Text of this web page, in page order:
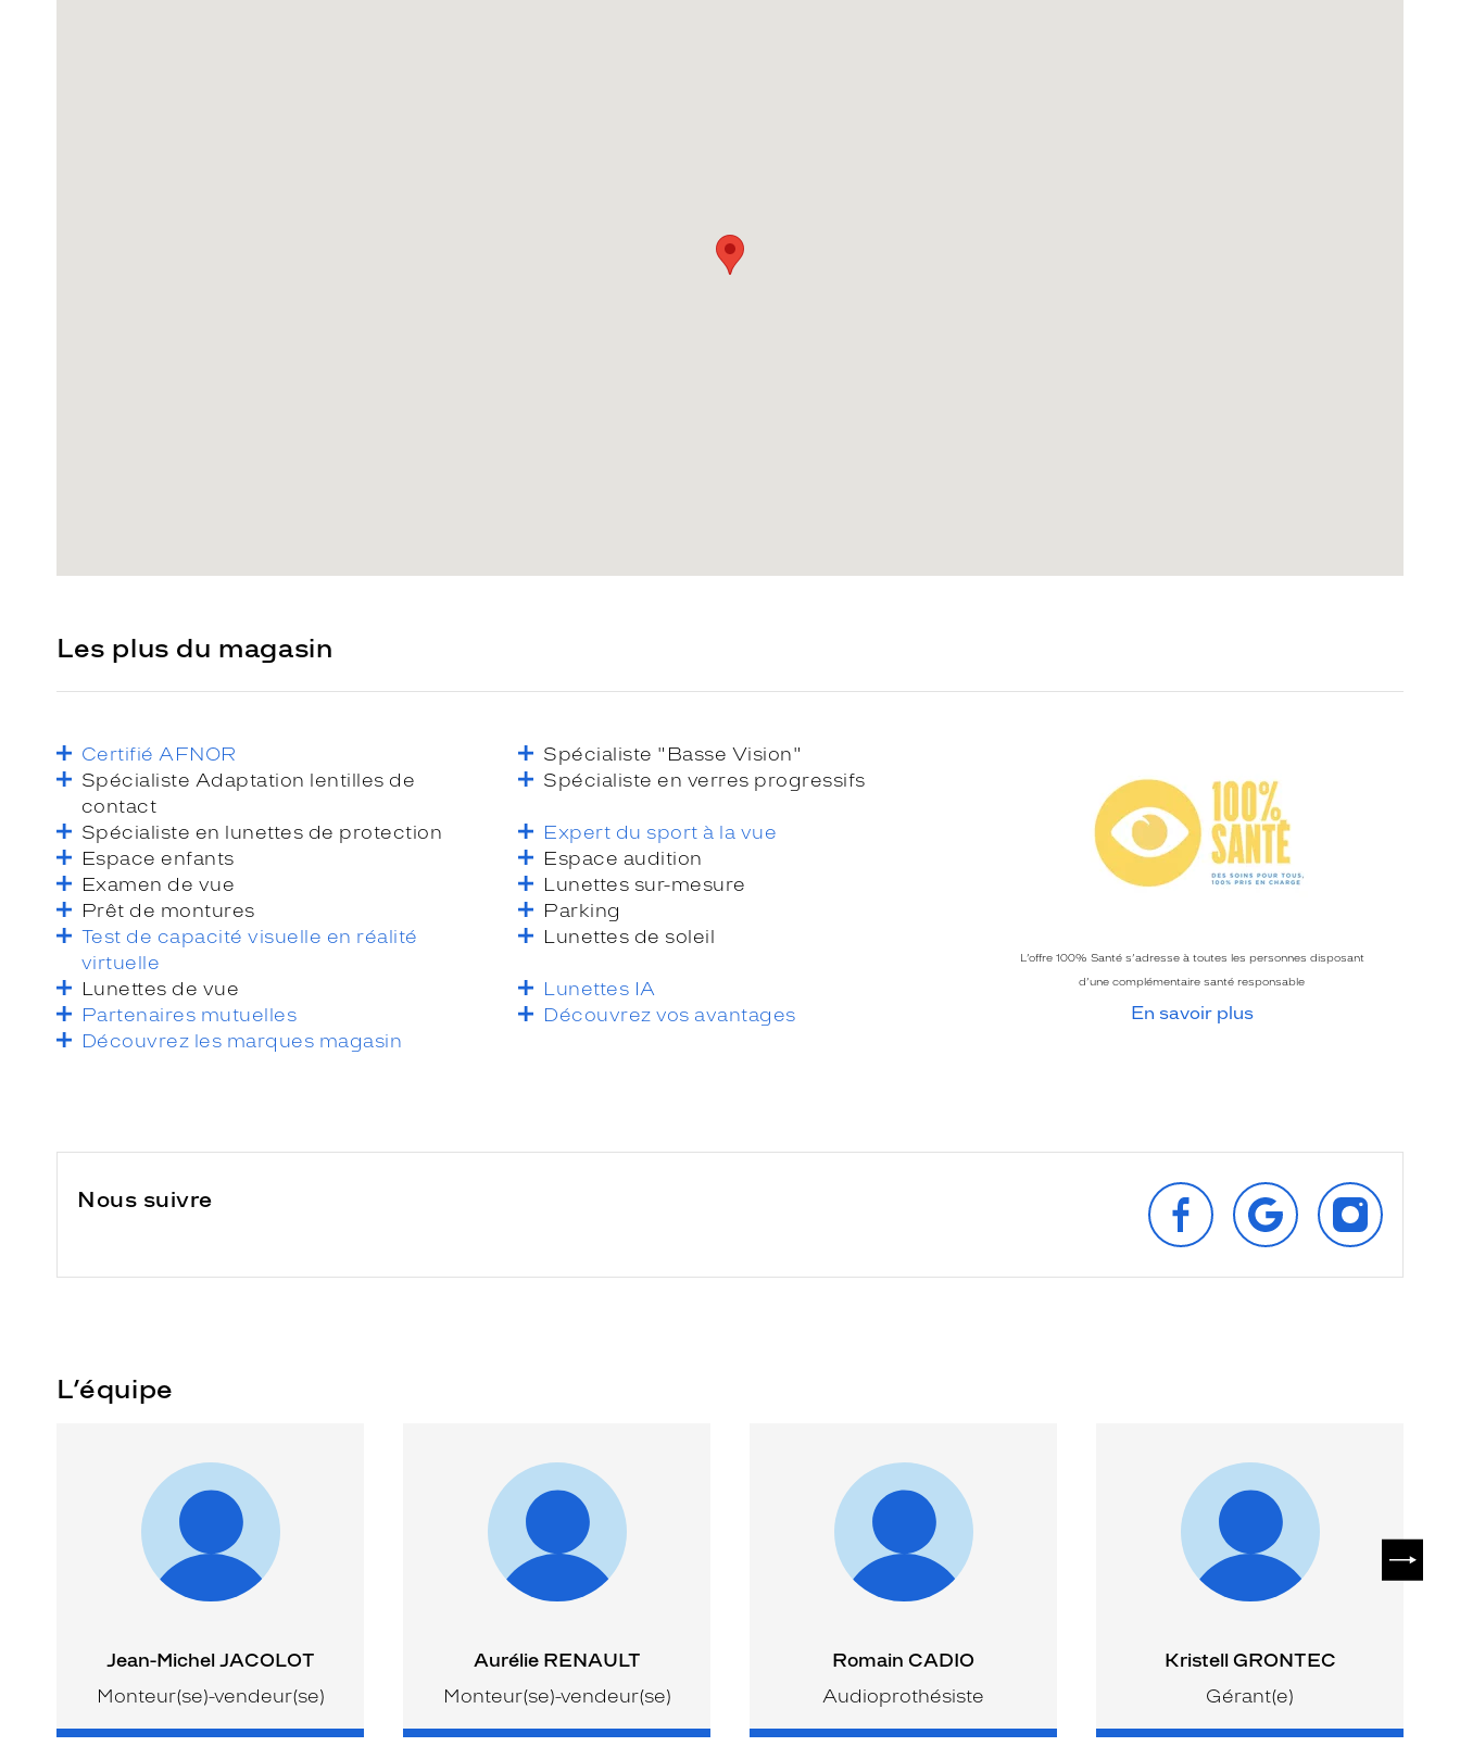
Les plus du magasin
Certifié AFNOR
Spécialiste "Basse Vision"
Spécialiste Adaptation lentilles de
contact
Spécialiste en verres progressifs
Spécialiste en lunettes de protection
Expert du sport à la vue
Espace enfants
Espace audition
Examen de vue
Lunettes sur-mesure
Prêt de montures
Parking
Test de capacité visuelle en réalité
virtuelle
Lunettes de soleil
Lunettes de vue
Lunettes IA
Partenaires mutuelles
Découvrez vos avantages
Découvrez les marques magasin
L’offre 100% Santé s’adresse à toutes les personnes disposant
d’une complémentaire santé responsable
En savoir plus
Nous suivre
SUIVEZ‑NOUS
SUR
FACEBOOK
RETROUVEZ‑NOUS
SUR
GOOGLE
SUR
INSTAGRAM
L’équipe
Jean-Michel JACOLOT
Monteur(se)-vendeur(se)
Aurélie RENAULT
Monteur(se)-vendeur(se)
Romain CADIO
Audioprothésiste
Kristell GRONTEC
Gérant(e)